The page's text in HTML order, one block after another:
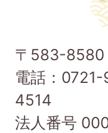
町
Taishi
Town
〒583-8580
電話：
4514
法人番号